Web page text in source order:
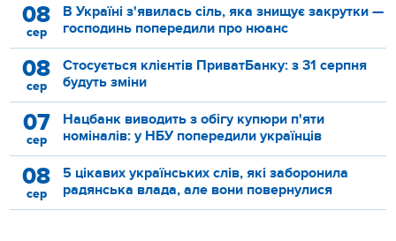
08
сер
В Україні з'явилась сіль, яка знищує закрутки —
господинь попередили про нюанс
08
сер
Стосується клієнтів ПриватБанку: з 31 серпня
будуть зміни
07
сер
Нацбанк виводить з обігу купюри п'яти
номіналів: у НБУ попередили українців
08
сер
5 цікавих українських слів, які заборонила
радянська влада, але вони повернулися